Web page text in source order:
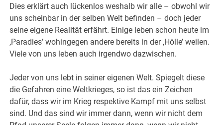
Dies erklärt auch lückenlos weshalb wir alle – obwohl wir
uns scheinbar in der selben Welt befinden – doch jeder
seine eigene Realität erfährt. Einige leben schon heute im
‚Paradies’ wohingegen andere bereits in der ‚Hölle’ weilen.
Viele von uns leben auch irgendwo dazwischen.
Jeder von uns lebt in seiner eigenen Welt. Spiegelt diese
die Gefahren eine Weltkrieges, so ist das ein Zeichen
dafür, dass wir im Krieg respektive Kampf mit uns selbst
sind. Und das sind wir immer dann, wenn wir nicht dem